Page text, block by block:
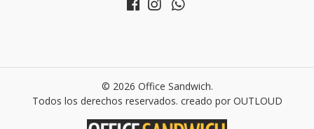
© 2026 Office Sandwich.
Todos los derechos reservados. creado por OUTLOUD